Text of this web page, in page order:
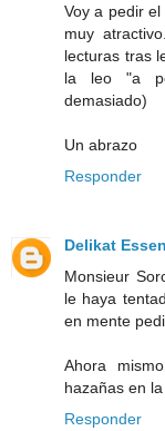
Voy a pedir
muy
lecturas tras
la leo "a
demasiado)
Un abrazo
Responder
Delikat
Monsieur
le haya
en mente
Ahora
hazañas en
Responder